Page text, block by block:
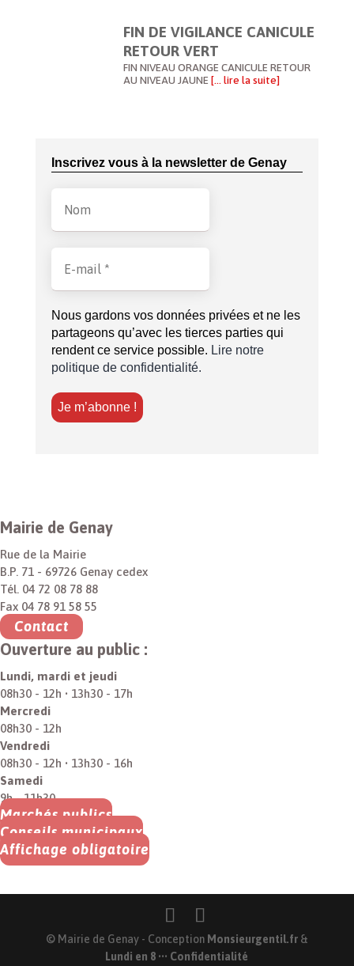
FIN DE VIGILANCE CANICULE
RETOUR VERT
FIN NIVEAU ORANGE CANICULE RETOUR
AU NIVEAU JAUNE [… lire la suite]
Inscrivez vous à la newsletter de Genay
Nous gardons vos données privées et ne les
partageons qu’avec les tierces parties qui
rendent ce service possible. Lire notre
politique de confidentialité.
Mairie de Genay
Rue de la Mairie
B.P. 71 - 69726 Genay cedex
Tél. 04 72 08 78 88
Fax 04 78 91 58 55
Contact
Ouverture au public :
Lundi, mardi et jeudi
08h30 - 12h • 13h30 - 17h
Mercredi
08h30 - 12h
Vendredi
08h30 - 12h • 13h30 - 16h
Samedi
9h - 11h30
Marchés publics
Conseils municipaux
Affichage obligatoire
© Mairie de Genay - Conception Monsieurgentil.fr &
Lundi en 8 ••• Confidentialité